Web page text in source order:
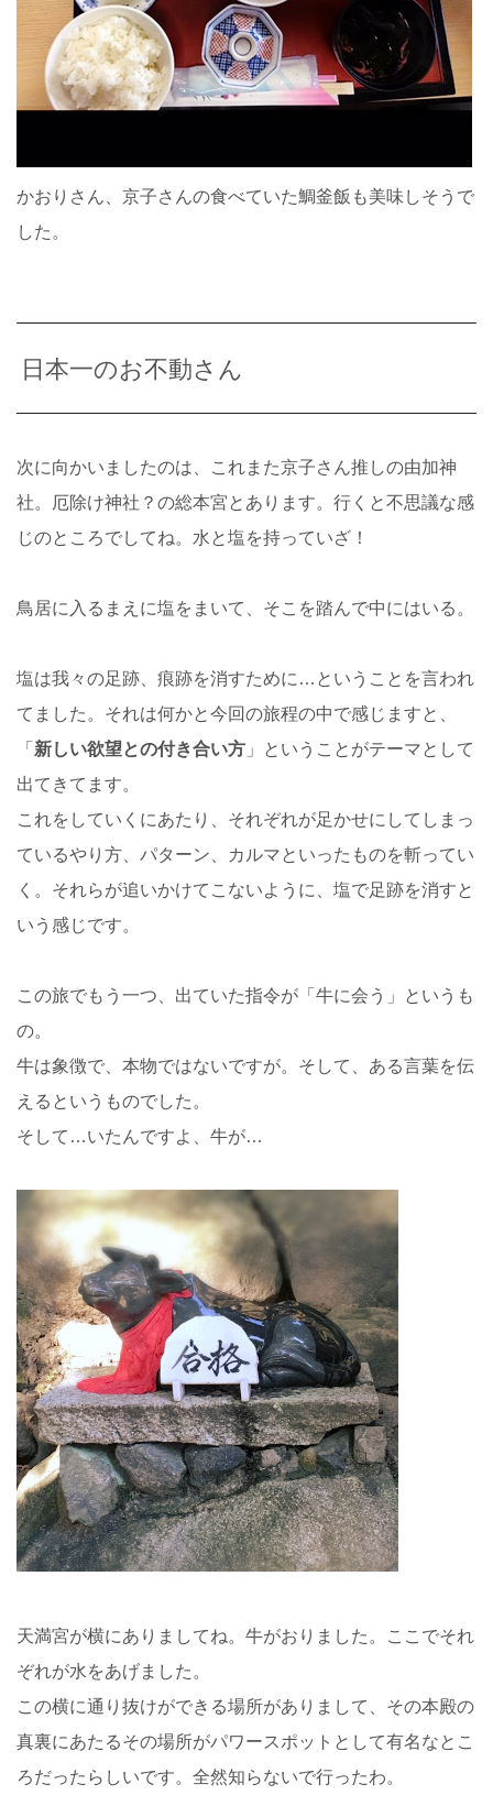
かおりさん、京子さんの食べていた鯛釜飯も美味しそうで
した。
日本一のお不動さん
次に向かいましたのは、これまた京子さん推しの由加神
社。厄除け神社？の総本宮とあります。行くと不思議な感
じのところでしてね。水と塩を持っていざ！
鳥居に入るまえに塩をまいて、そこを踏んで中にはいる。
塩は我々の足跡、痕跡を消すために…ということを言われ
てました。それは何かと今回の旅程の中で感じますと、
「 新しい欲望との付き合い方 」ということがテーマとして
出てきてます。
これをしていくにあたり、それぞれが足かせにしてしまっ
ているやり方、パターン、カルマといったものを斬ってい
く。それらが追いかけてこないように、塩で足跡を消すと
いう感じです。
この旅でもう一つ、出ていた指令が「牛に会う」というも
の。
牛は象徴で、本物ではないですが。そして、ある言葉を伝
えるというものでした。
そして…いたんですよ、牛が…
天満宮が横にありましてね。牛がおりました。ここでそれ
ぞれが水をあげました。
この横に通り抜けができる場所がありまして、その本殿の
真裏にあたるその場所がパワースポットとして有名なとこ
ろだったらしいです。全然知らないで行ったわ。